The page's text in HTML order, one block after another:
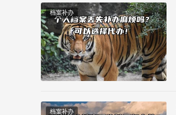
档案补办
档案补办